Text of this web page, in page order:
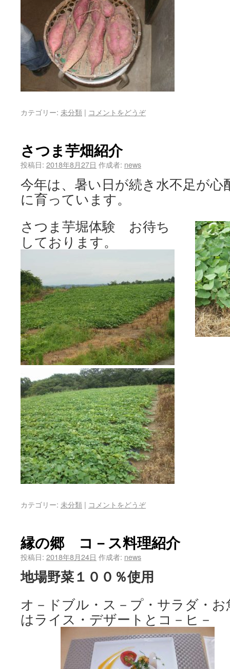
カテゴリー: 未分類 | コメントをどうぞ
さつま芋畑紹介
投稿日: 2018年8月27日 作成者: news
今年は、暑い日が続き水不足が
に育っています。
さ つま芋堀体験 お待ち
しております。
カテゴリー: 未分類 | コメントをどうぞ
縁の郷 コ－ス料理紹介
投稿日: 2018年8月24日 作成者: news
地場野菜１００％使用
オ－ドブル・ス－プ・サラダ・
はライス・デザートとコ－ヒ－